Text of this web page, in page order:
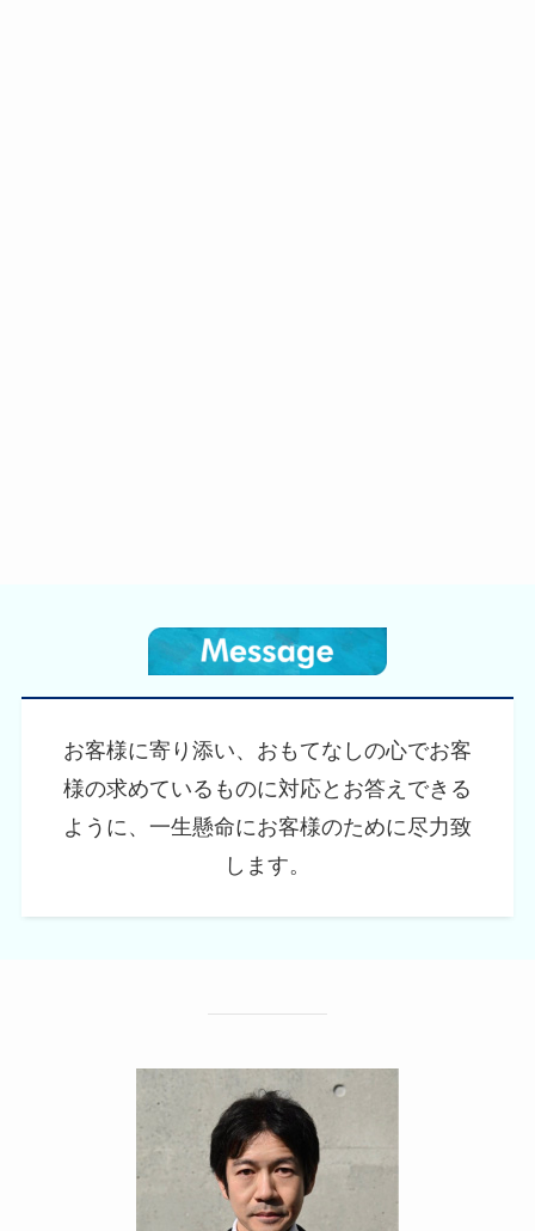
お客様に寄り添い、おもてなしの心でお客
様の求めているものに対応とお答えできる
ように、一生懸命にお客様のために尽力致
します。